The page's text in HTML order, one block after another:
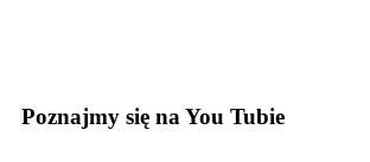
Poznajmy się na You Tubie